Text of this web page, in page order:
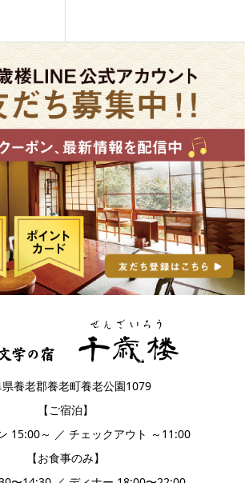
養老郡養老町養老公園1079
【ご宿泊】
15:00～ ／ チェックアウト ～11:00
【お食事のみ】